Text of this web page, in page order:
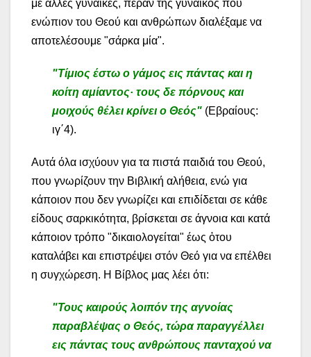
με άλλες γυναίκες, πέραν της γυναικός που
ενώπιον του Θεού και ανθρώπων διαλέξαμε να
αποτελέσουμε "σάρκα μία".
"Τίμιος έστω ο γάμος εις πάντας και η
κοίτη αμίαντος· τους δε πόρνους και
μοιχούς θέλει κρίνει ο Θεός" (Εβραίους:
ιγ΄4).
Αυτά όλα ισχύουν για τα πιστά παιδιά του Θεού,
που γνωρίζουν την Βιβλική αλήθεια, ενώ για
κάποιον που δεν γνωρίζει και επιδίδεται σε κάθε
είδους σαρκικότητα, βρίσκεται σε άγνοια και κατά
κάποιον τρόπο "δικαιολογείται" έως ὀτου
καταλάβει και επιστρέψει στόν Θεό για να επέλθει
η συγχώρεση. Η Βίβλος μας λέει ότι:
"Τους καιρούς λοιπόν της αγνοίας
παραβλέψας ο Θεός, τώρα παραγγέλλει
εις πάντας τους ανθρώπους πανταχού να